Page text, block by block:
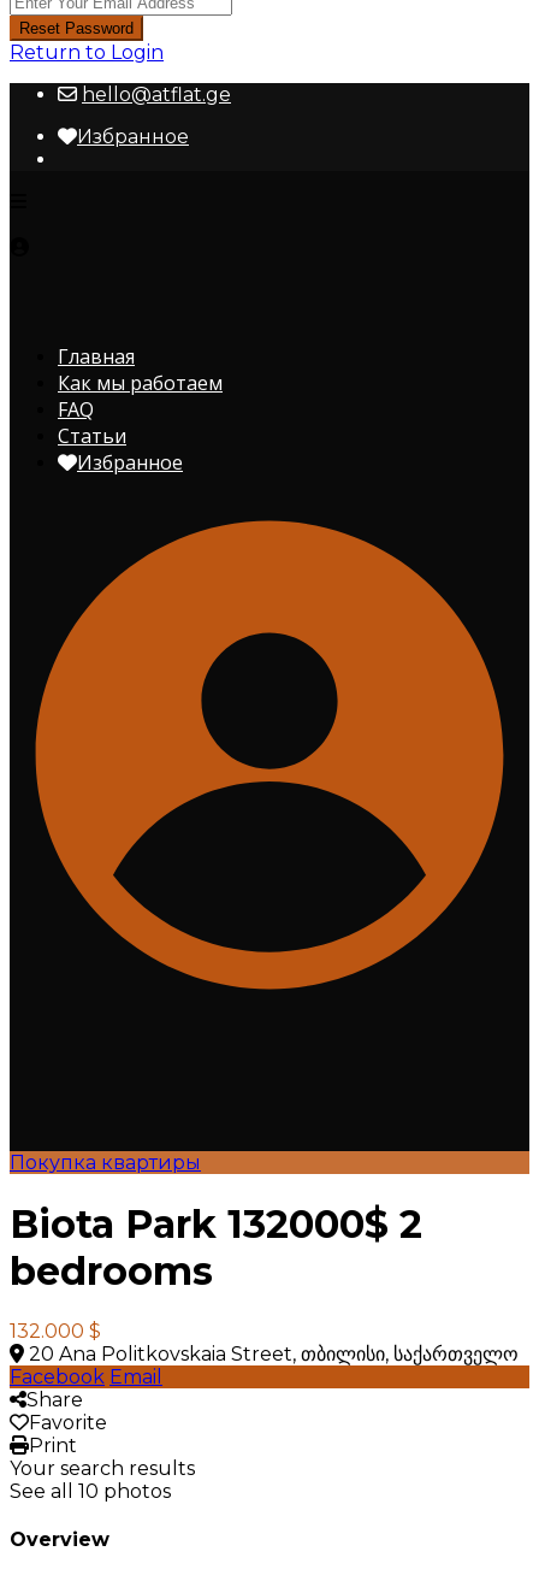
Reset Password
Return to Login
hello@atflat.ge
Избранное
Главная
Как мы работаем
FAQ
Статьи
Избранное
Покупка квартиры
Biota Park 132000$ 2
bedrooms
132.000 $
20 Ana Politkovskaia Street, თბილისი, საქართველო
Facebook Email
Share
Favorite
Print
Your search results
See all 10 photos
Overview